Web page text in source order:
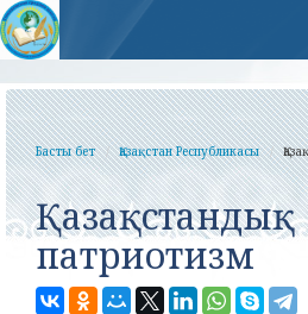
Басты бет Қазақстан Республикасы
Қазақстандық
патриотизм